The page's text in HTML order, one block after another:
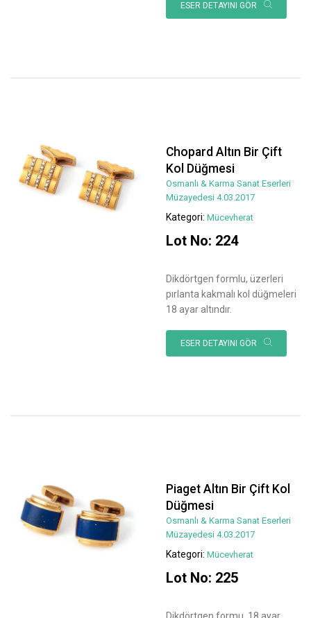
ESER DETAYINI GÖR
Chopard Altın Bir Çift
Kol Düğmesi
Osmanlı & Karma Sanat Eserleri
Müzayedesi 4.03.2017
Kategori: Mücevherat
Lot No: 224
Dikdörtgen formlu, üzerleri
pırlanta kakmalı kol düğmeleri
18 ayar altındır.
ESER DETAYINI GÖR
Piaget Altın Bir Çift Kol
Düğmesi
Osmanlı & Karma Sanat Eserleri
Müzayedesi 4.03.2017
Kategori: Mücevherat
Lot No: 225